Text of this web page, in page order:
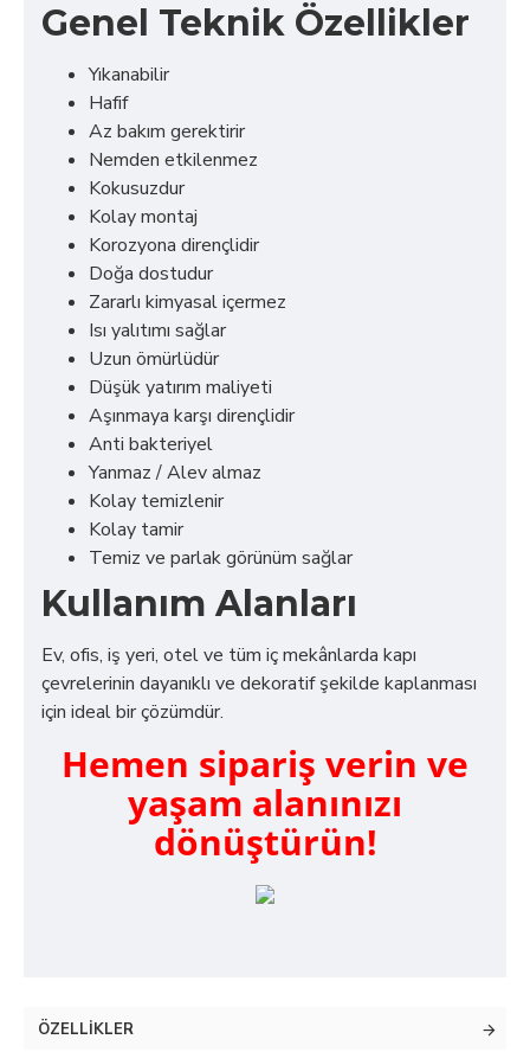
Genel Teknik Özellikler
Yıkanabilir
Hafif
Az bakım gerektirir
Nemden etkilenmez
Kokusuzdur
Kolay montaj
Korozyona dirençlidir
Doğa dostudur
Zararlı kimyasal içermez
Isı yalıtımı sağlar
Uzun ömürlüdür
Düşük yatırım maliyeti
Aşınmaya karşı dirençlidir
Anti bakteriyel
Yanmaz / Alev almaz
Kolay temizlenir
Kolay tamir
Temiz ve parlak görünüm sağlar
Kullanım Alanları
Ev, ofis, iş yeri, otel ve tüm iç mekânlarda kapı
çevrelerinin dayanıklı ve dekoratif şekilde kaplanması
için ideal bir çözümdür.
Hemen sipariş verin ve
yaşam alanınızı
dönüştürün!
ÖZELLIKLER